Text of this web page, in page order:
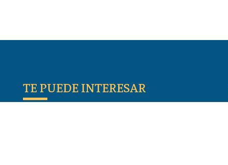
TE PUEDE INTERESAR